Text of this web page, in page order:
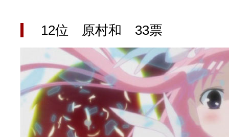
12位 原村和 33票